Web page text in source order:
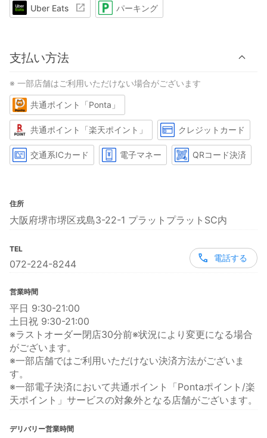
Uber Eats パーキング
支払い方法
※ 一部店舗はご利用いただけない場合がございます
共通ポイント「Ponta」
共通ポイント「楽天ポイント」 クレジットカード
交通系ICカード 電子マネー QRコード決済
住所
大阪府堺市堺区戎島3-22-1 プラットプラットSC内
TEL
072-224-8244
電話する
営業時間
平日 9:30-21:00
土日祝 9:30-21:00
※ラストオーダー閉店30分前※状況により変更になる場合
がございます。
※一部店舗ではご利用いただけない決済方法がございま
す。
※一部電子決済において共通ポイント「Pontaポイント/楽
天ポイント」サービスの対象外となる店舗がございます。
デリバリー営業時間